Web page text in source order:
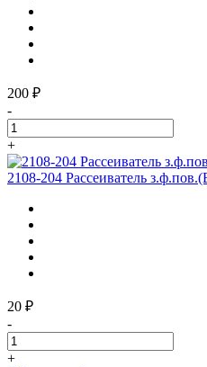
200 ₽
-
+
2108-204 Рассеиватель
20 ₽
-
+